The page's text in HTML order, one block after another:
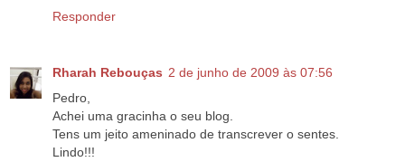
Responder
Rharah Rebouças 2 de junho de 2009 às 07:56
Pedro,
Achei uma gracinha o seu blog.
Tens um jeito ameninado de transcrever o sentes.
Lindo!!!